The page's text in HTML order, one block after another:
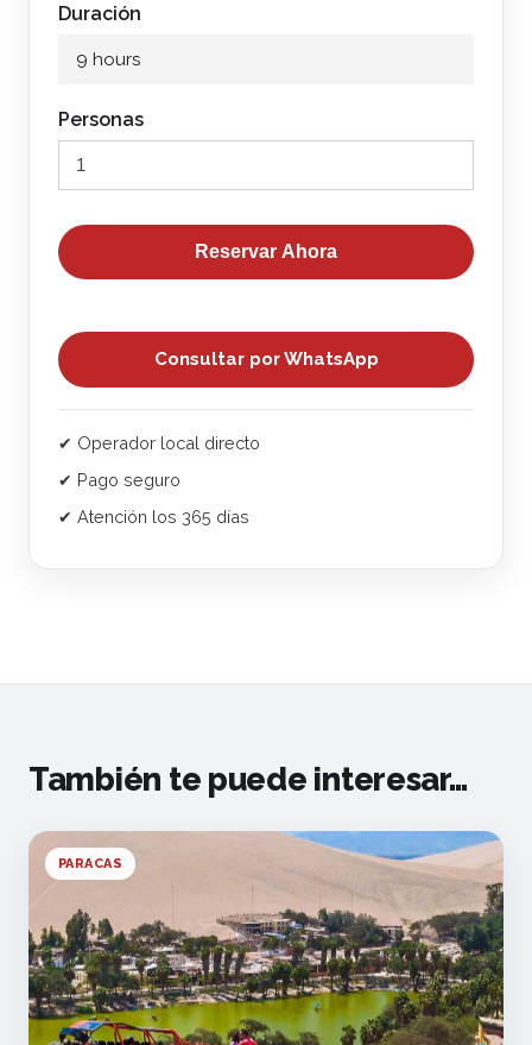
Duración
9 hours
Personas
Reservar Ahora
Consultar por WhatsApp
✔ Operador local directo
✔ Pago seguro
✔ Atención los 365 días
También te puede interesar…
PARACAS